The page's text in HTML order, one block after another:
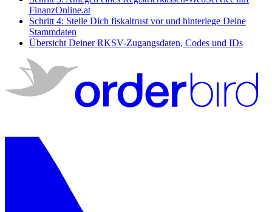
FinanzOnline.at
Schritt 4: Stelle Dich fiskaltrust vor und hinterlege Deine
Stammdaten
Übersicht Deiner RKSV-Zugangsdaten, Codes und IDs